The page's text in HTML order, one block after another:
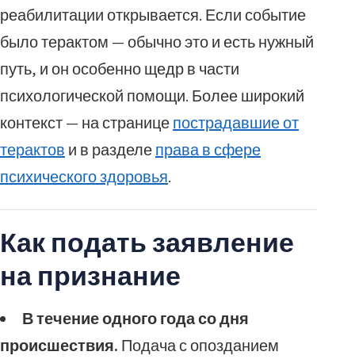
реабилитации открывается. Если событие
было терактом — обычно это и есть нужный
путь, и он особенно щедр в части
психологической помощи. Более широкий
контекст — на страницепострадавшие от
терактов и в разделеправа в сфере
психического здоровья.
Как подать заявление
на признание
В течение одного года со дня
происшествия. Подача с опозданием